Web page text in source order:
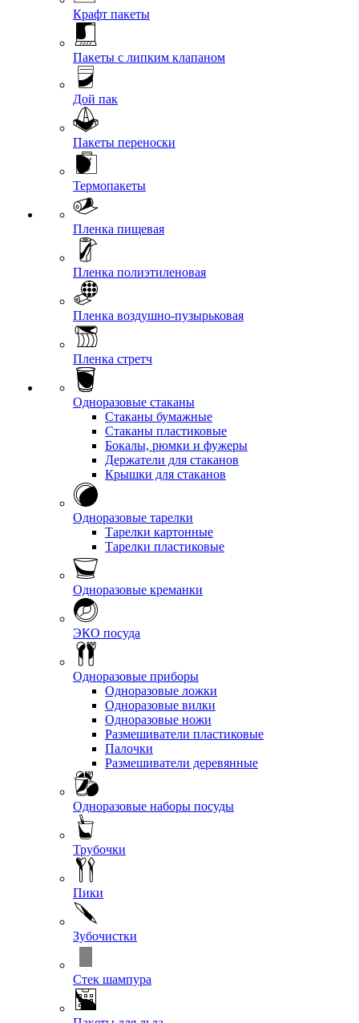
Крафт пакеты
Пакеты с липким клапаном
Дой пак
Пакеты переноски
Термопакеты
Пленка пищевая
Пленка полиэтиленовая
Пленка воздушно-пузырьковая
Пленка стретч
Одноразовые стаканы
Стаканы бумажные
Стаканы пластиковые
Бокалы, рюмки и фужеры
Держатели для стаканов
Крышки для стаканов
Одноразовые тарелки
Тарелки картонные
Тарелки пластиковые
Одноразовые креманки
ЭКО посуда
Одноразовые приборы
Одноразовые ложки
Одноразовые вилки
Одноразовые ножи
Размешиватели пластиковые
Палочки
Размешиватели деревянные
Одноразовые наборы посуды
Трубочки
Пики
Зубочистки
Стек шампура